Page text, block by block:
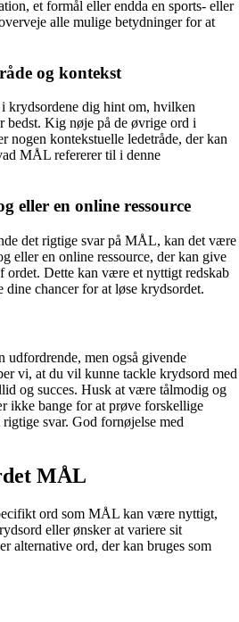
et formål eller endda en sports- eller
alle mulige betydninger for at
og kontekst
krydsordene dig hint om, hvilken
bedst. Kig nøje på de øvrige ord i
nogen kontekstuelle ledetråde, der kan
MÅL refererer til i denne
eller en online ressource
det rigtige svar på MÅL, kan det være
eller en online ressource, der kan give
ordet. Dette kan være et nyttigt redskab
chancer for at løse krydsordet.
men også givende
vi, at du vil kunne tackle krydsord med
og succes. Husk at være tålmodig og
ikke bange for at prøve forskellige
svar. God fornøjelse med
MÅL
ord som MÅL kan være nyttigt,
eller ønsker at variere sit
alternative ord, der kan bruges som